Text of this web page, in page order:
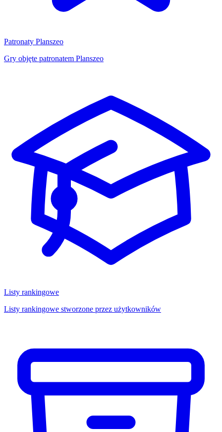
Patronaty Planszeo
Gry objęte patronatem Planszeo
Listy rankingowe
Listy rankingowe stworzone przez użytkowników